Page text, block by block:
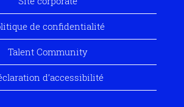
de confidentialité
Talent Community
d’accessibilité